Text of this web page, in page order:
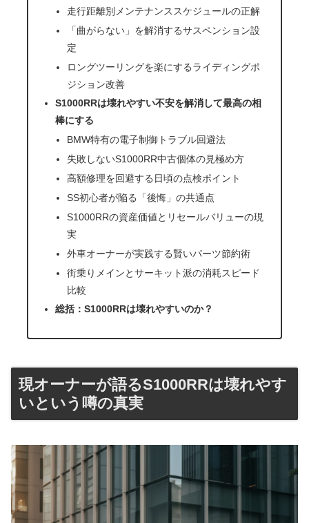
走行距離別メンテナンススケジュールの正解
「曲がらない」を解消するサスペンション設
定
ロングツーリングを楽にするライディングポ
ジション改善
S1000RRは壊れやすい不安を解消して最高の相
棒にする
BMW特有の電子制御トラブル回避法
失敗しないS1000RR中古個体の見極め方
高額修理を回避する日頃の点検ポイント
SS初心者が陥る「後悔」の共通点
S1000RRの資産価値とリセールバリューの現
実
外車オーナーが実践する賢いパーツ節約術
街乗りメインとサーキット派の消耗スピード
比較
総括：S1000RRは壊れやすいのか？
現オーナーが語るS1000RRは壊れやす
いという噂の真実